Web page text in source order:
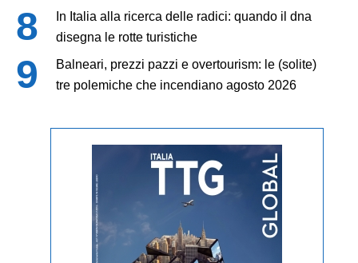
In Italia alla ricerca delle radici: quando il dna
disegna le rotte turistiche
Balneari, prezzi pazzi e overtourism: le (solite)
tre polemiche che incendiano agosto 2026